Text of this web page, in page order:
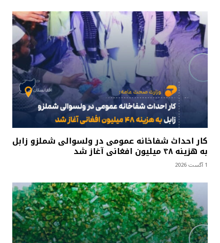
کار احداث شفاخانه عمومی در ولسوالی شملزو زابل
به هزینه ۴۸ میلیون افغانی آغاز شد
1 آگست 2026